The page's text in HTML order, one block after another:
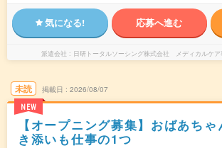
気になる! 応募へ進む
派遣会社 日研トータルソーシング株式会社 メディカルケ
未読
NEW
掲載日 2026/08/07
【オープニング募集】おばあち
き添いも仕事の1つ